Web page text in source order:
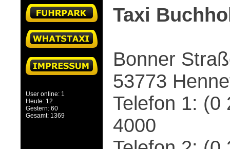
User online: 1
Heute: 12
Gestern: 60
Gesamt: 1369
Taxi
Bonner
53773
Telefon 1: (0
4000